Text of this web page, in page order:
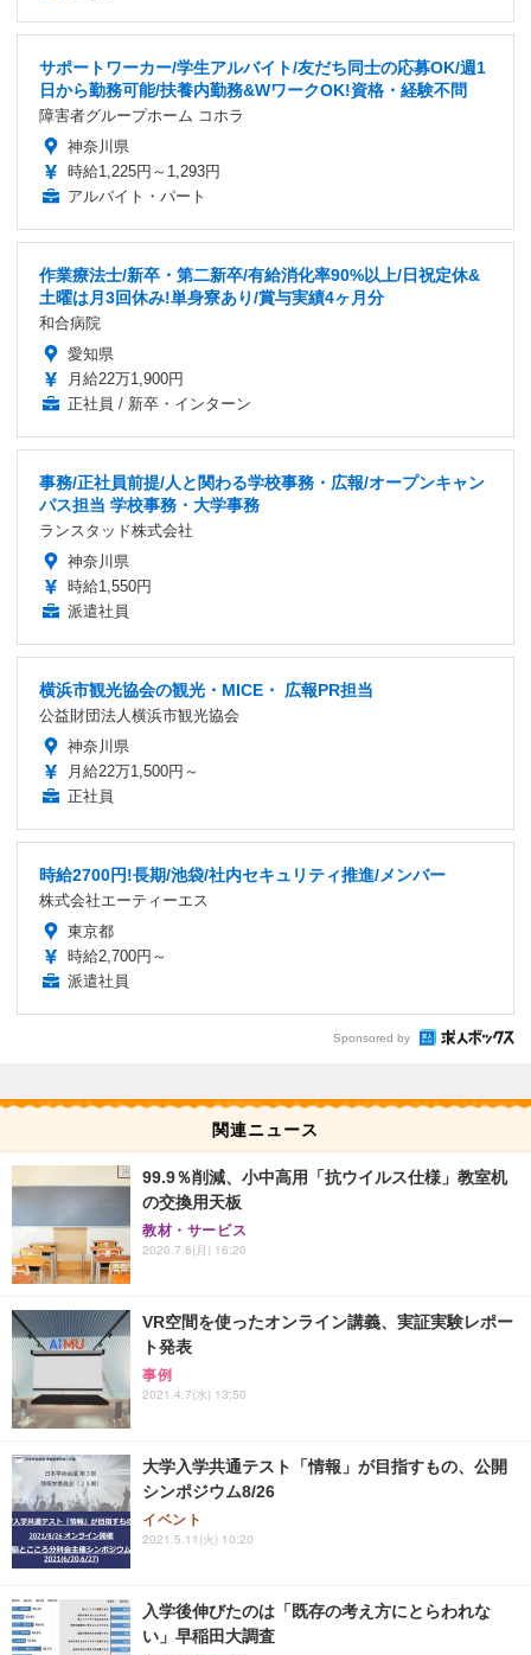
サポートワーカー/学生アルバイト/友だち同士の応募OK/週1
日から勤務可能/扶養内勤務&WワークOK!資格・経験不問
障害者グループホーム コホラ
神奈川県
時給1,225円～1,293円
アルバイト・パート
作業療法士/新卒・第二新卒/有給消化率90%以上/日祝定休&
土曜は月3回休み!単身寮あり/賞与実績4ヶ月分
和合病院
愛知県
月給22万1,900円
正社員 / 新卒・インターン
事務/正社員前提/人と関わる学校事務・広報/オープンキャン
パス担当 学校事務・大学事務
ランスタッド株式会社
神奈川県
時給1,550円
派遣社員
横浜市観光協会の観光・MICE・ 広報PR担当
公益財団法人横浜市観光協会
神奈川県
月給22万1,500円～
正社員
時給2700円!長期/池袋/社内セキュリティ推進/メンバー
株式会社エーティーエス
東京都
時給2,700円～
派遣社員
Sponsored by
関連ニュース
99.9％削減、小中高用「抗ウイルス仕様」教室机
の交換用天板
教材・サービス
2020.7.6(月) 16:20
VR空間を使ったオンライン講義、実証実験レポー
ト発表
事例
2021.4.7(水) 13:50
大学入学共通テスト「情報」が目指すもの、公開
シンポジウム8/26
イベント
2021.5.11(火) 10:20
入学後伸びたのは「既存の考え方にとらわれな
い」早稲田大調査